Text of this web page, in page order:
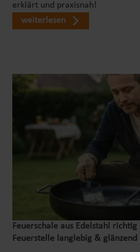
erklärt und praxisnah!
weiterlesen
Feuerschale aus Edelstahl
Feuerstelle langlebig & glänzend